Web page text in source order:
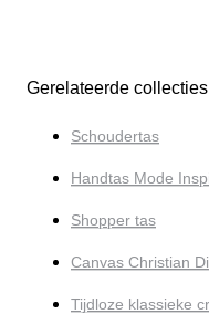
Gerelateerde collecties
Schoudertas
Handtas Mode
Shopper tas
Canvas Christian
Tijdloze klassieke